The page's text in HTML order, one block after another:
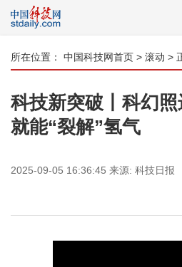
所在位置： 中国科技网首页 > 滚动 >
科技新突破丨科幻
就能“裂解”氢气
2025-09-05 16:36:45 来源: 科技日报